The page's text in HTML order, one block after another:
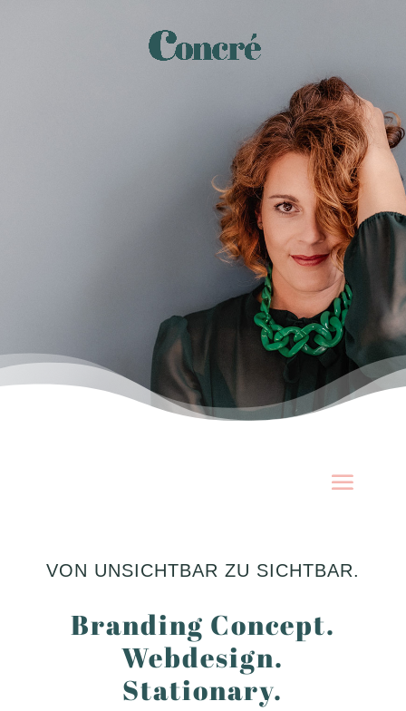
VON UNSICHTBAR ZU SICHTBAR.
Branding Concept.
Webdesign.
Stationary.